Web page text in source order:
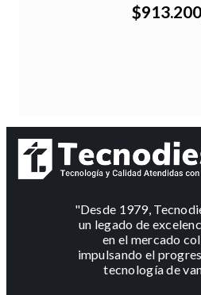
"Desde 1979,
un legado de
en el mercado
impulsando el
tecnología de